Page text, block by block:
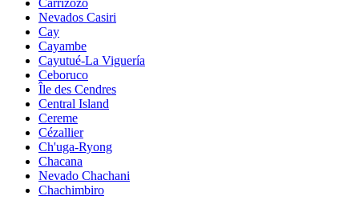
Nevados Casiri
Cay
Cayambe
Cayutué-La Viguería
Ceboruco
Île des Cendres
Central Island
Cereme
Cézallier
Ch'uga-Ryong
Chacana
Nevado Chachani
Chachimbiro